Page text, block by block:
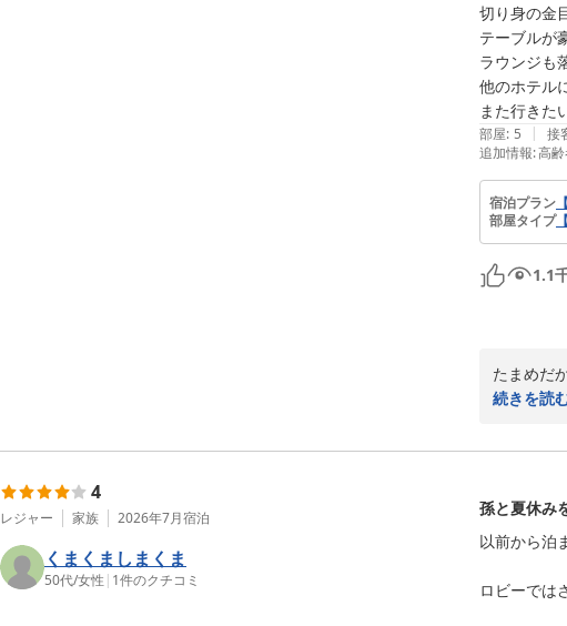
切り身の金
テーブルが
ラウンジも
他のホテル
部屋: 5 | 接
追加情報:高
宿泊プラン
部屋タイプ
1.1
たまめだ
また、ご
ご家族皆
お料理を
います。
長年受け
続きを読
4
レジャー 家族 2026年7月宿泊
くまくましまくま
50代/女性 | 1件のクチコミ
孫と夏休み
以前から泊
ロビーでは